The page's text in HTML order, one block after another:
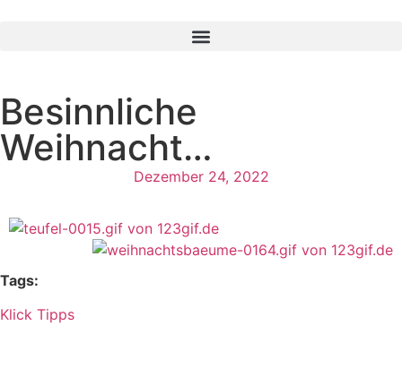
Besinnliche
Weihnacht…
Dezember 24, 2022
Tags:
Klick Tipps